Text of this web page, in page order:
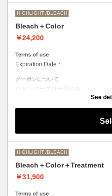
HIGHLIGHT /BLEACH
Bleach＋Color
￥24,200
Terms of use
Expiration Date：
クーポンについて
シャンプーブロー代込み
ブリーチオンカラーをご希望の方
●ご希望の色やカラー履歴、デザイ
M ¥＋1100 L¥＋1650 LL¥＋2200
See
HIGHLIGHT /BLEACH
Bleach＋Color＋Treatment
￥31,900
Terms of use